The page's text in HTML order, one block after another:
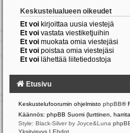
Keskustelualueen oikeudet
Et voi kirjoittaa uusia viestejä
Et voi vastata viestiketjuihin
Et voi muokata omia viestejäsi
Et voi poistaa omia viestejäsi
Et voi lähettää liitetiedostoja
Etusivu
Keskustelufoorumin ohjelmisto phpBB®
Käännös: phpBB Suomi (lurttinen,
Style: Black-Silver by Joyce&Luna
Yksityisyys | Ehdot